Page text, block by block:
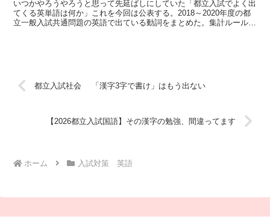
いつかやろうやろうと思って先延ばしにしていた「都立入試でよく出
てくる英単語は何か」これを今回は公表する。2018～2020年度の都
立一般入試共通問題の英語で出ている動詞をまとめた。集計ルール
都立入試社会 「漢字3字で書け」はもう出ない
【2026都立入試国語】その漢字の勉強、間違ってます
ホーム 入試対策 英語